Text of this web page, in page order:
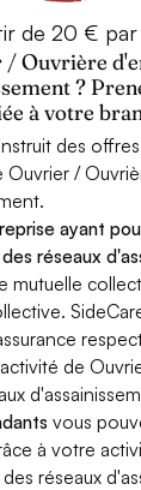
de 20 € par
/ Ouvrière
?
à votre
des
Ouvrier /
ayant
réseaux
mutuelle
de
vous
à votre
réseaux